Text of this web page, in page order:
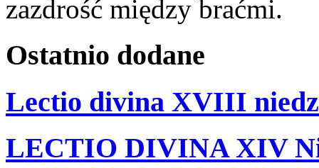
zazdrość między braćmi.
Ostatnio dodane
Lectio divina XVIII
LECTIO DIVINA XIV